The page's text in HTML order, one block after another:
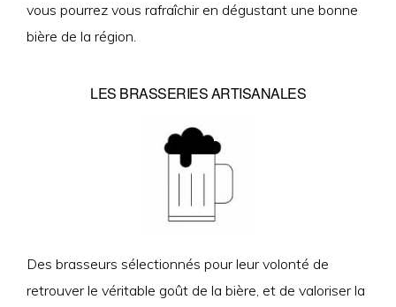
vous pourrez vous rafraîchir en dégustant une bonne
bière de la région.
LES BRASSERIES ARTISANALES
Des brasseurs sélectionnés pour leur volonté de
retrouver le véritable goût de la bière, et de valoriser la